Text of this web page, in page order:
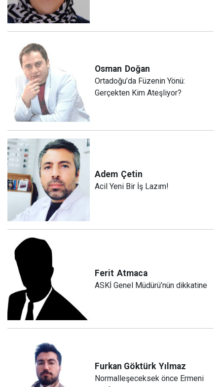
Osman Doğan
Ortadoğu’da Füzenin Yönü:
Gerçekten Kim Ateşliyor?
Adem Çetin
Acil Yeni Bir İş Lazım!
Ferit Atmaca
ASKİ Genel Müdürü’nün dikkatine
Furkan Göktürk Yılmaz
Normalleşeceksek önce Ermeni